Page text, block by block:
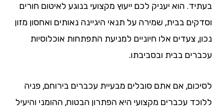
בעתיד. הוא יעניק לכם ייעוץ מקצועי בנוגע לאיטום חורים
וסדקים בבית, שמירה על תנאי היגיינה נאותים ואחסון מזון
נכון, צעדים אלו חיוניים למניעת התפתחות אוכלוסיות
עכברים בבית ובסביבתו.
לסיכום, אם אתם סובלים מבעיית עכברים בירוחם, פניה
ללוכד עכברים מקצועי היא הפתרון הבטוח, ההומני והיעיל